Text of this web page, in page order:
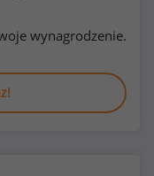
wynagrodzenie.